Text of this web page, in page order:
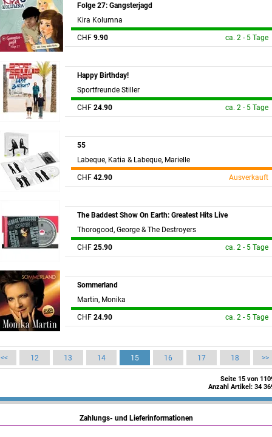
Folge 27: Gangsterjagd
Kira Kolumna
CHF 9.90 ca. 2 - 5 Tage
Happy Birthday!
Sportfreunde Stiller
CHF 24.90 ca. 2 - 5 Tage
55
Labeque, Katia & Labeque, Marielle
CHF 42.90 Ausverkauft
The Baddest Show On Earth: Greatest Hits Live
Thorogood, George & The Destroyers
CHF 25.90 ca. 2 - 5 Tage
Sommerland
Martin, Monika
CHF 24.90 ca. 2 - 5 Tage
<< 12 13 14 15 16 17 18 >>
Seite 15 von
Anzahl Artikel: 34
Zahlungs- und Lieferinformationen